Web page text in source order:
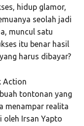
hidup glamor,
seolah jadi
muncul satu
itu benar hasil
harus dibayar?
Action
tontonan yang
menampar realita
oleh Irsan Yapto